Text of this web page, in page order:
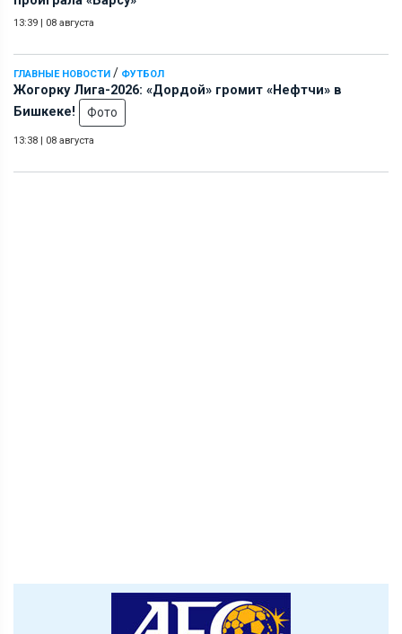
13:39 | 08 августа
ГЛАВНЫЕ НОВОСТИ / ФУТБОЛ
Жогорку Лига-2026: «Дордой» громит «Нефтчи» в
Бишкеке!
Фото
13:38 | 08 августа